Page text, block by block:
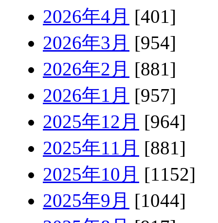
2026年4月 [401]
2026年3月 [954]
2026年2月 [881]
2026年1月 [957]
2025年12月 [964]
2025年11月 [881]
2025年10月 [1152]
2025年9月 [1044]